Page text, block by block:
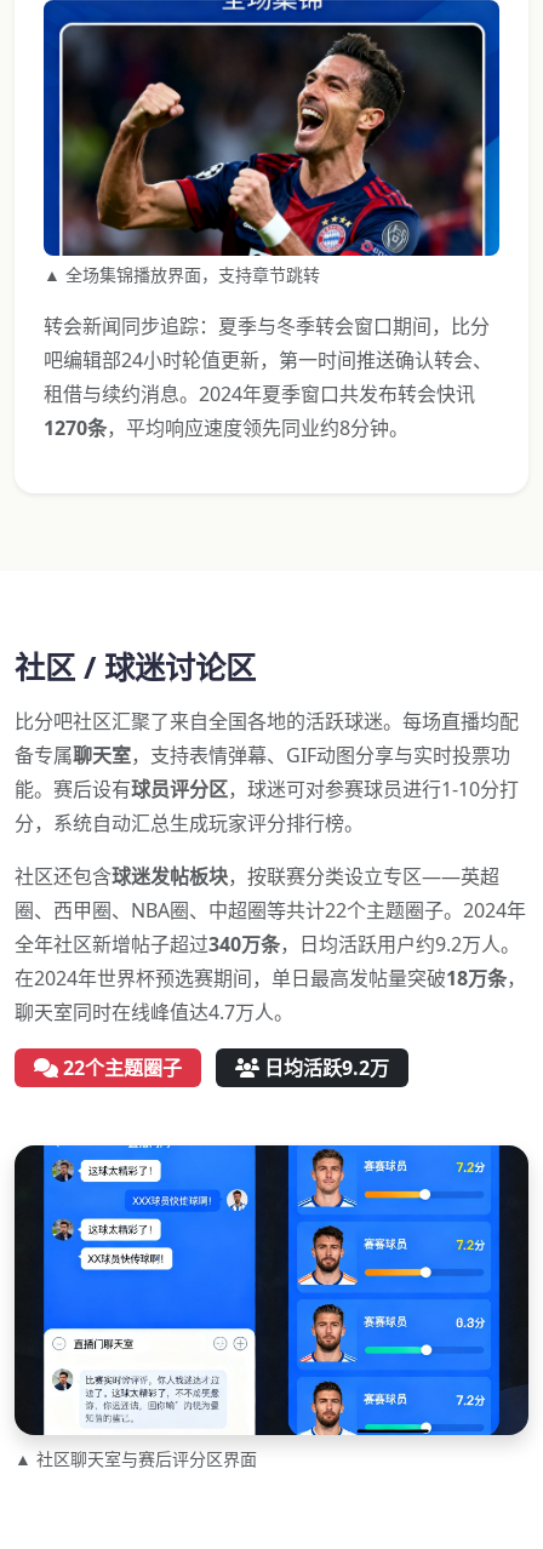
▲ 全场集锦播放界面，支持章节跳转
转会新闻同步追踪：夏季与冬季转会窗口期间，比分
吧编辑部24小时轮值更新，第一时间推送确认转会、
租借与续约消息。2024年夏季窗口共发布转会快讯
1270条，平均响应速度领先同业约8分钟。
社区 / 球迷讨论区
比分吧社区汇聚了来自全国各地的活跃球迷。每场直播均配
备专属聊天室，支持表情弹幕、GIF动图分享与实时投票功
能。赛后设有球员评分区，球迷可对参赛球员进行1-10分打
分，系统自动汇总生成玩家评分排行榜。
社区还包含球迷发帖板块，按联赛分类设立专区——英超
圈、西甲圈、NBA圈、中超圈等共计22个主题圈子。2024年
全年社区新增帖子超过340万条，日均活跃用户约9.2万人。
在2024年世界杯预选赛期间，单日最高发帖量突破18万条，
聊天室同时在线峰值达4.7万人。
22个主题圈子 日均活跃9.2万
▲ 社区聊天室与赛后评分区界面